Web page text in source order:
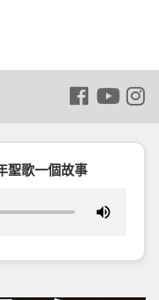
聖歌一個故事